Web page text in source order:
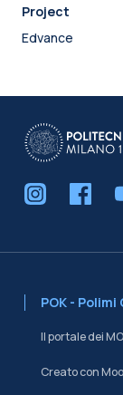
Project
Edvance
POK -
Il portale dei
Creato con